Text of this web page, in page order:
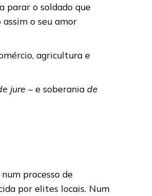
parar o soldado que
o seu amor
agricultura e
jure –e soberaniade
processo de
por elites locais. Num